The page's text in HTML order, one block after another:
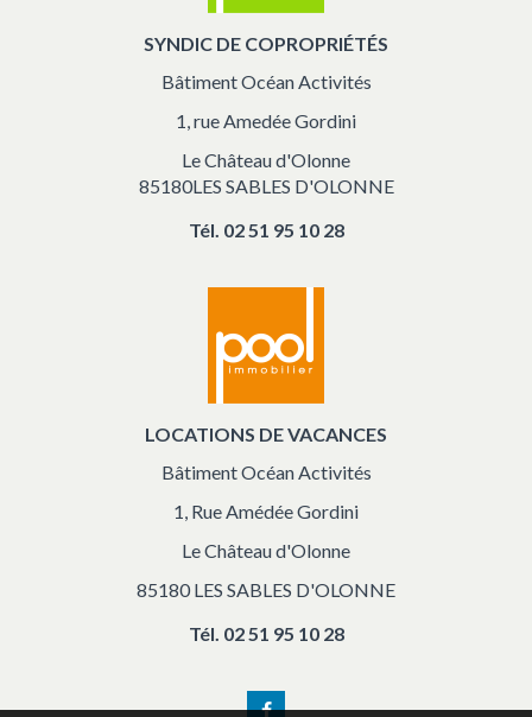
SYNDIC DE COPROPRIÉTÉS
Bâtiment Océan Activités
1, rue Amedée Gordini
Le Château d'Olonne
85180LES SABLES D'OLONNE
Tél. 02 51 95 10 28
LOCATIONS DE VACANCES
Bâtiment Océan Activités
1, Rue Amédée Gordini
Le Château d'Olonne
85180 LES SABLES D'OLONNE
Tél. 02 51 95 10 28
Facebook